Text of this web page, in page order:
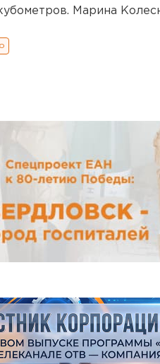
Марина